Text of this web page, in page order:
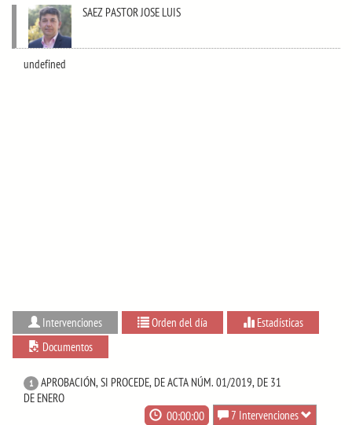
SAEZ PASTOR JOSE LUIS
undefined
Intervenciones Orden del día
Estadísticas
Documentos
1
APROBACIÓN, SI PROCEDE, DE ACTA NÚM. 01/2019, DE 31
DE ENERO
00:00:00 7 Intervenciones